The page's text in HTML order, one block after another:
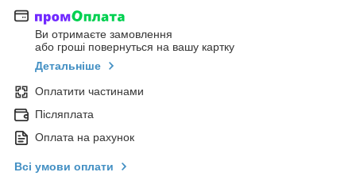
Ви отримаєте замовлення
або гроші повернуться на вашу картку
Детальніше
Оплатити частинами
Післяплата
Оплата на рахунок
Всі умови оплати